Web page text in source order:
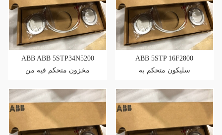
ABB ABB 5STP34N5200
مخزون متحكم فيه من
ABB 5STP 16F2800
سليكون متحكم به